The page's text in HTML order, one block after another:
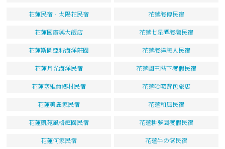
花蓮民宿‧太陽花民宿 花蓮海傳民宿
花蓮國廣興大飯店 花蓮七星潭海灣民宿
花蓮斯圖亞特海洋莊園 花蓮海洋戀人民宿
花蓮月光海洋民宿 花蓮國王陛下渡假民宿
花蓮塞維爾鄉村民宿 花蓮哈囉背包旅店
花蓮美麗家民宿 花蓮和風民宿
花蓮凱苑風格庭園民宿 花蓮耕夢園渡假民宿
花蓮何家民宿 花蓮牛の窩民宿